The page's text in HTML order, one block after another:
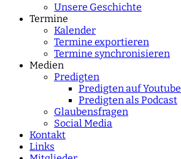
Unsere Geschichte
Termine
Kalender
Termine exportieren
Termine synchronisieren
Medien
Predigten
Predigten auf Youtube
Predigten als Podcast
Glaubensfragen
Social Media
Kontakt
Links